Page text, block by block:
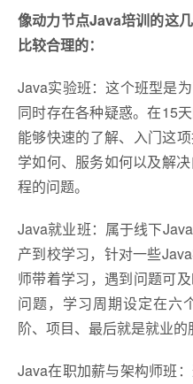
像动力节点Java培训的这
比较合理的：
Java实验班：这个班型是
同时存在各种疑惑。在15
能够快速的了解、入门这
学如何、服务如何以及解
程的问题。
Java就业班：属于线下
产到校学习，针对一些
师带着学习，遇到问题可
问题，学习周期设定在六
阶、项目、最后就是就业的
Java在职加薪与架构师班